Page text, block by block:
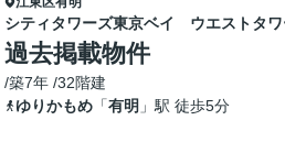
シティタワーズ東京ベイ ウエストタ
過去掲載物件
/築7年 /32階建
ゆりかもめ 「有明 」駅 徒歩5分